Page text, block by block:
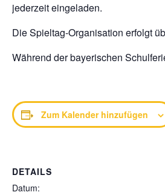
jederzeit eingeladen.
Die Spieltag-Organisation erfolgt
Während der bayerischen
Zum Kalender hinzufügen
DETAILS
Datum: